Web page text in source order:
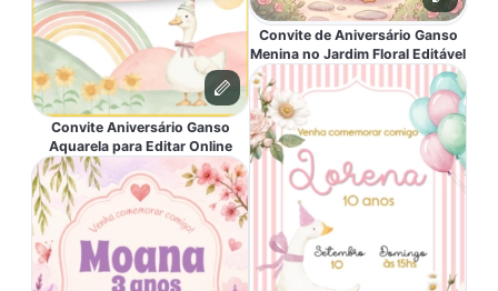
Convite Aniversário Ganso
Aquarela para Editar Online
Convite de Aniversário Ganso
Menina no Jardim Floral Editável